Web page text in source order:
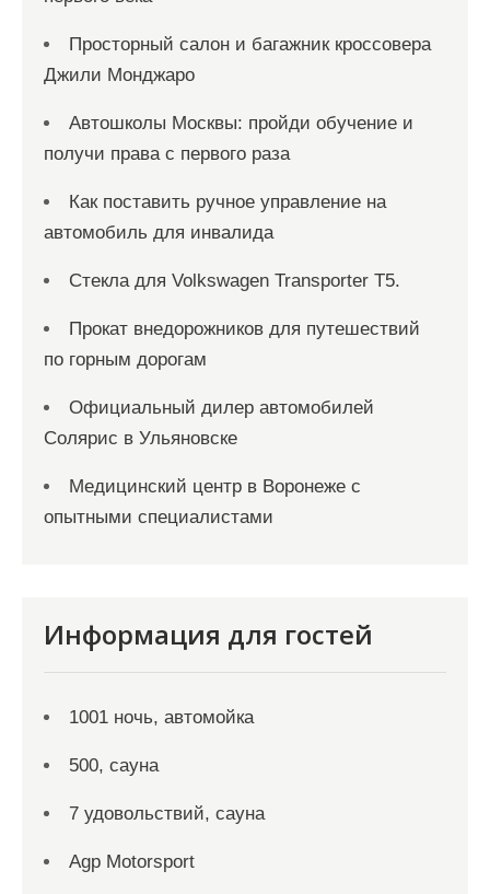
Просторный салон и багажник кроссовера
Джили Монджаро
Автошколы Москвы: пройди обучение и
получи права с первого раза
Как поставить ручное управление на
автомобиль для инвалида
Стекла для Volkswagen Transporter T5.
Прокат внедорожников для путешествий
по горным дорогам
Официальный дилер автомобилей
Солярис в Ульяновске
Медицинский центр в Воронеже с
опытными специалистами
Информация для гостей
1001 ночь, автомойка
500, сауна
7 удовольствий, сауна
Agp Motorsport